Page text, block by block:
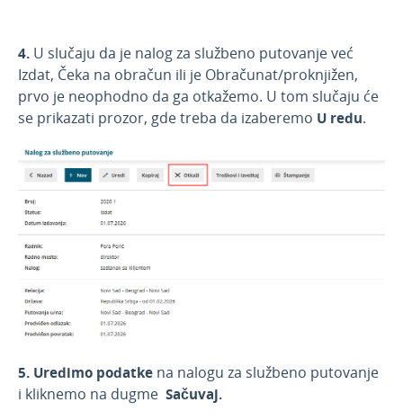
4. U slučaju da je nalog za službeno putovanje već
Izdat, Čeka na obračun ili je Obračunat/proknjižen,
prvo je neophodno da ga otkažemo. U tom slučaju će
se prikazati prozor, gde treba da izaberemo U redu.
5. Uredimo podatke na nalogu za službeno putovanje
i kliknemo na dugme Sačuvaj.